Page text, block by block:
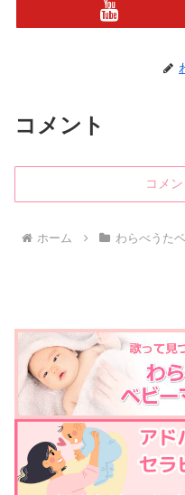
コメント
コメ
ホーム わらべうた